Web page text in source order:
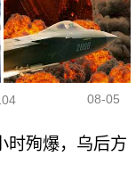
08-05
时殉爆，乌后方